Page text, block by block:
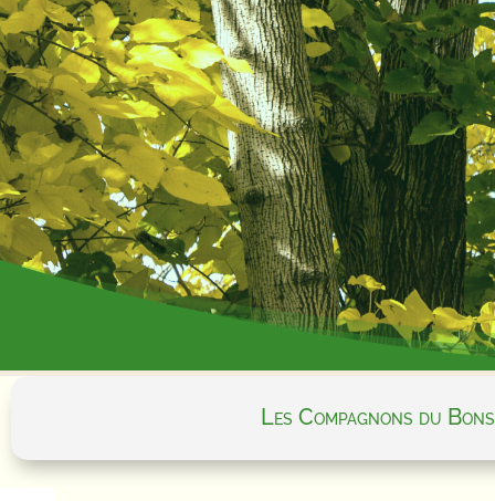
Les Compagnons du